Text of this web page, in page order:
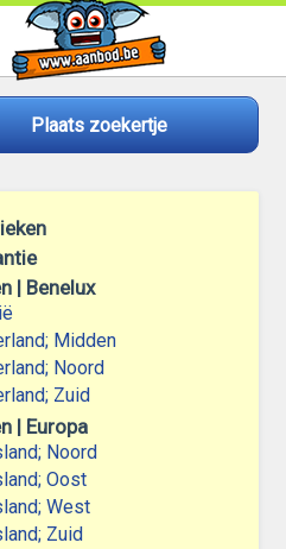
Plaats zoekertje
| Benelux
Midden
Noord
Zuid
| Europa
Noord
Oost
West
Zuid